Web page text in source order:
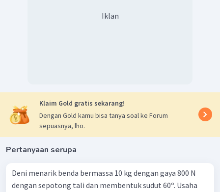
Iklan
Klaim Gold gratis sekarang!
Dengan Gold kamu bisa tanya soal ke Forum
sepuasnya, lho.
Pertanyaan serupa
Deni menarik benda bermassa 10 kg dengan gaya 800 N
dengan sepotong tali dan membentuk sudut 60º. Usaha